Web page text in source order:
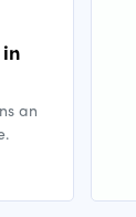
an